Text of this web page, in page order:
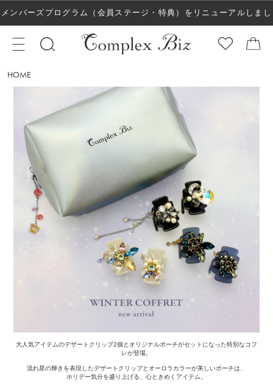
メンバーズプログラム（会員ステージ・特典）をリニューアルしまし
た！
HOME
大人気アイテムのデザートクリップ2個とオリジナルポーチがセットになった特別なコフ
レが登場。
流れ星の輝きを表現したデザートクリップとオーロラカラーが美しいポーチは、
ホリデー気分を盛り上げる、心ときめくアイテム。